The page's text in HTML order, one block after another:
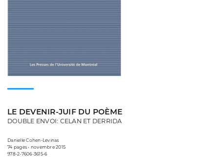
LE DEVENIR-JUIF DU POÈME
DOUBLE ENVOI: CELAN ET DERRIDA
Danielle Cohen-Levinas
74 pages • novembre 2015
978-2-7606-3615-6